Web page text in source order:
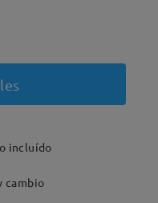
incluído
cambio